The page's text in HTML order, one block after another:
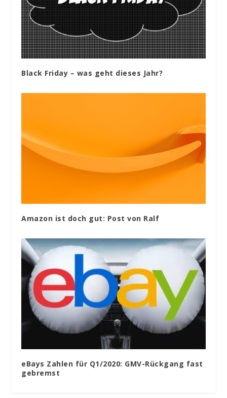
Black Friday – was geht dieses Jahr?
Amazon ist doch gut: Post von Ralf
eBays Zahlen für Q1/2020: GMV-Rückgang fast
gebremst